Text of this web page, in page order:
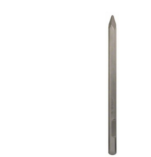
Pour toute première
inscription à la newsletter
10€